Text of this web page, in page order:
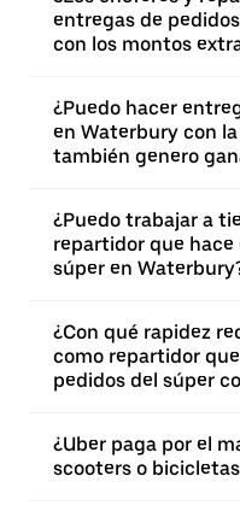
entregas de
con los montos
¿Puedo hacer
en Waterbury con
también genero
¿Puedo trabajar a
repartidor que
súper en
¿Con qué rapidez
como repartidor
pedidos del súper
¿Uber paga por el
scooters o